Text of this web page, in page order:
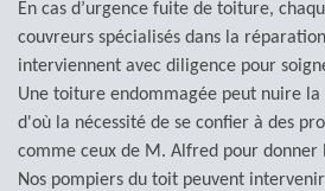
En cas d’urgence fuite de toiture,
couvreurs spécialisés dans la
interviennent avec diligence pour
Une toiture endommagée peut nuire la
d'où la nécessité de se confier à des
comme ceux de M. Alfred pour donner
Nos pompiers du toit peuvent